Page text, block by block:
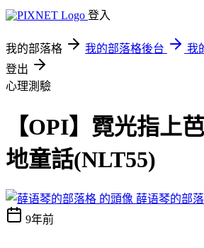
登入
我的部落格 我的部落格後台
我
登出
心理測驗
【OPI】霓光指上
地童話(NLT55)
薛语琴的部
9年前